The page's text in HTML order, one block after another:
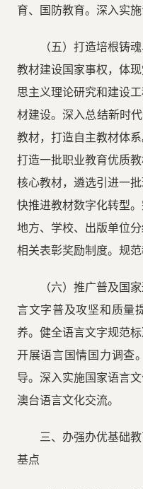
育、国防教育。深入实
（五）打造培根铸
教材建设国家事权，体
思主义理论研究和建设
材建设。深入总结新时
教材，打造自主教材体
打造一批职业教育优质
核心教材，遴选引进一
快推进教材数字化转型
地方、学校、出版单位
相关表彰奖励制度。规
（六）推广普及国
言文字普及攻坚和质量
养。健全语言文字规范
开展语言国情国力调查
导。深入实施国家语言
澳台语言文化交流。
三、办强办优基础
基点